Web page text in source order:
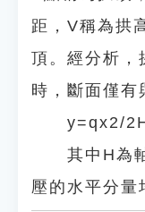
距，V稱為拱
頂。經分析，
時，斷面僅有
y=qx2/
其中H為軸
壓的水平分量